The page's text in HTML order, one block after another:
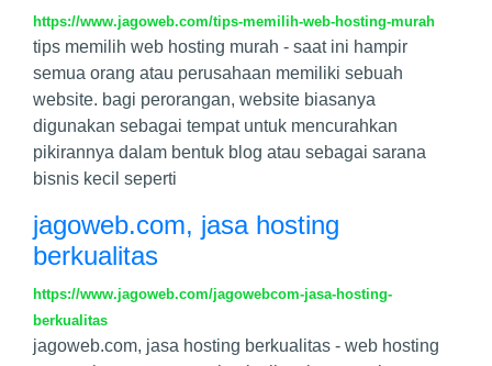
https://www.jagoweb.com/tips-memilih-web-hosting-murah
tips memilih web hosting murah - saat ini hampir
semua orang atau perusahaan memiliki sebuah
website. bagi perorangan, website biasanya
digunakan sebagai tempat untuk mencurahkan
pikirannya dalam bentuk blog atau sebagai sarana
bisnis kecil seperti
jagoweb.com, jasa hosting
berkualitas
https://www.jagoweb.com/jagowebcom-jasa-hosting-
berkualitas
jagoweb.com, jasa hosting berkualitas - web hosting